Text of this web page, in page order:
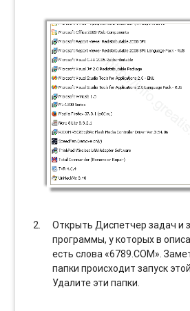
Открыть Диспетчер задач и
программы, у которых в
есть слова «6789.COM».
папки происходит запуск
Удалите эти папки.